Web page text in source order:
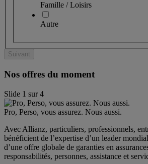
Famille / Loisirs
Autre
Suivant
Nos offres du moment
Slide 1 sur4
Pro, Perso, vous assurez. Nous aussi.
Avec Allianz, particuliers, professionnels,
bénéficient de l’expertise d’un leader
d’une offre globale de garanties en
responsabilités, personnes, assistance et